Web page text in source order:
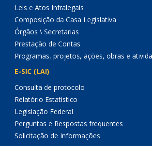
Leis e Atos Infralegais
Composição da Casa Legislativa
Órgãos \ Secretarias
Prestação de Contas
Programas, projetos, ações, obras e
E-SIC (LAI)
Consulta de protocolo
Relatório Estatístico
Legislação Federal
Perguntas e Respostas frequentes
Solicitação de Informações